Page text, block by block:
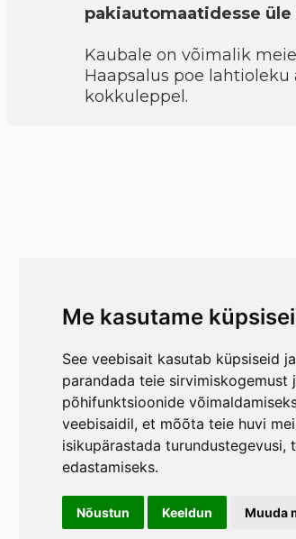
Me kasutame
See veebisait kasutab küpsiseid
parandada teie sirvimiskogemust
põhifunktsioonide
veebisaidil, et mõõta teie huvi
isikupärastada turundustegevusi,
edastamiseks.
Nõustun Keeldun Muuda
pakiautomaatidesse üle
Kaubale on võimalik
Haapsalus poe lahtioleku
kokkuleppel.